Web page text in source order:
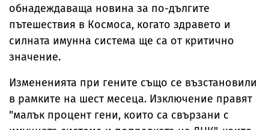
обнадеждаваща новина за по-дългите
пътешествия в Космоса, когато здравето и
силната имунна система ще са от критично
значение.
Измененията при гените също се възстановили
в рамките на шест месеца. Изключение правят
"малък процент гени, които са свързани с